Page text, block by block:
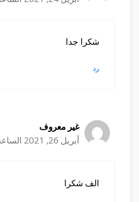
شكرا جدا
رد
غير معروف
أبريل 26, 2021 الساعة 12:56 ص
الف شكرا